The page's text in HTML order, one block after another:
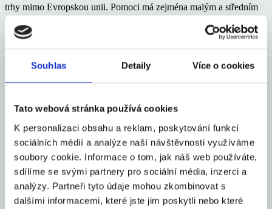
Souhlas Detaily Více o cookies
Tato webová stránka používá cookies
K personalizaci obsahu a reklam, poskytování funkcí
sociálních médií a analýze naší návštěvnosti využíváme
soubory cookie. Informace o tom, jak náš web používáte,
sdílíme se svými partnery pro sociální média, inzerci a
analýzy. Partneři tyto údaje mohou zkombinovat s
dalšími informacemi, které jste jim poskytli nebo které
trhy mimo Evropskou unii. Pomoci má zejména malým a středním
podnikům, které jsou základem české i evropské ekonomiky. Firmy
mohou nově
Celý článek
Západní Balkán: zajímavé a tradiční
místo pro český export
Česká republika má k balkánským zemím tradičně velmi blízko. A
zdaleka nejde jen o to, že Chorvatsko je nejpopulárnější česká
dovolenková destinace. Je to i oblast, kde se dobře etablovaly